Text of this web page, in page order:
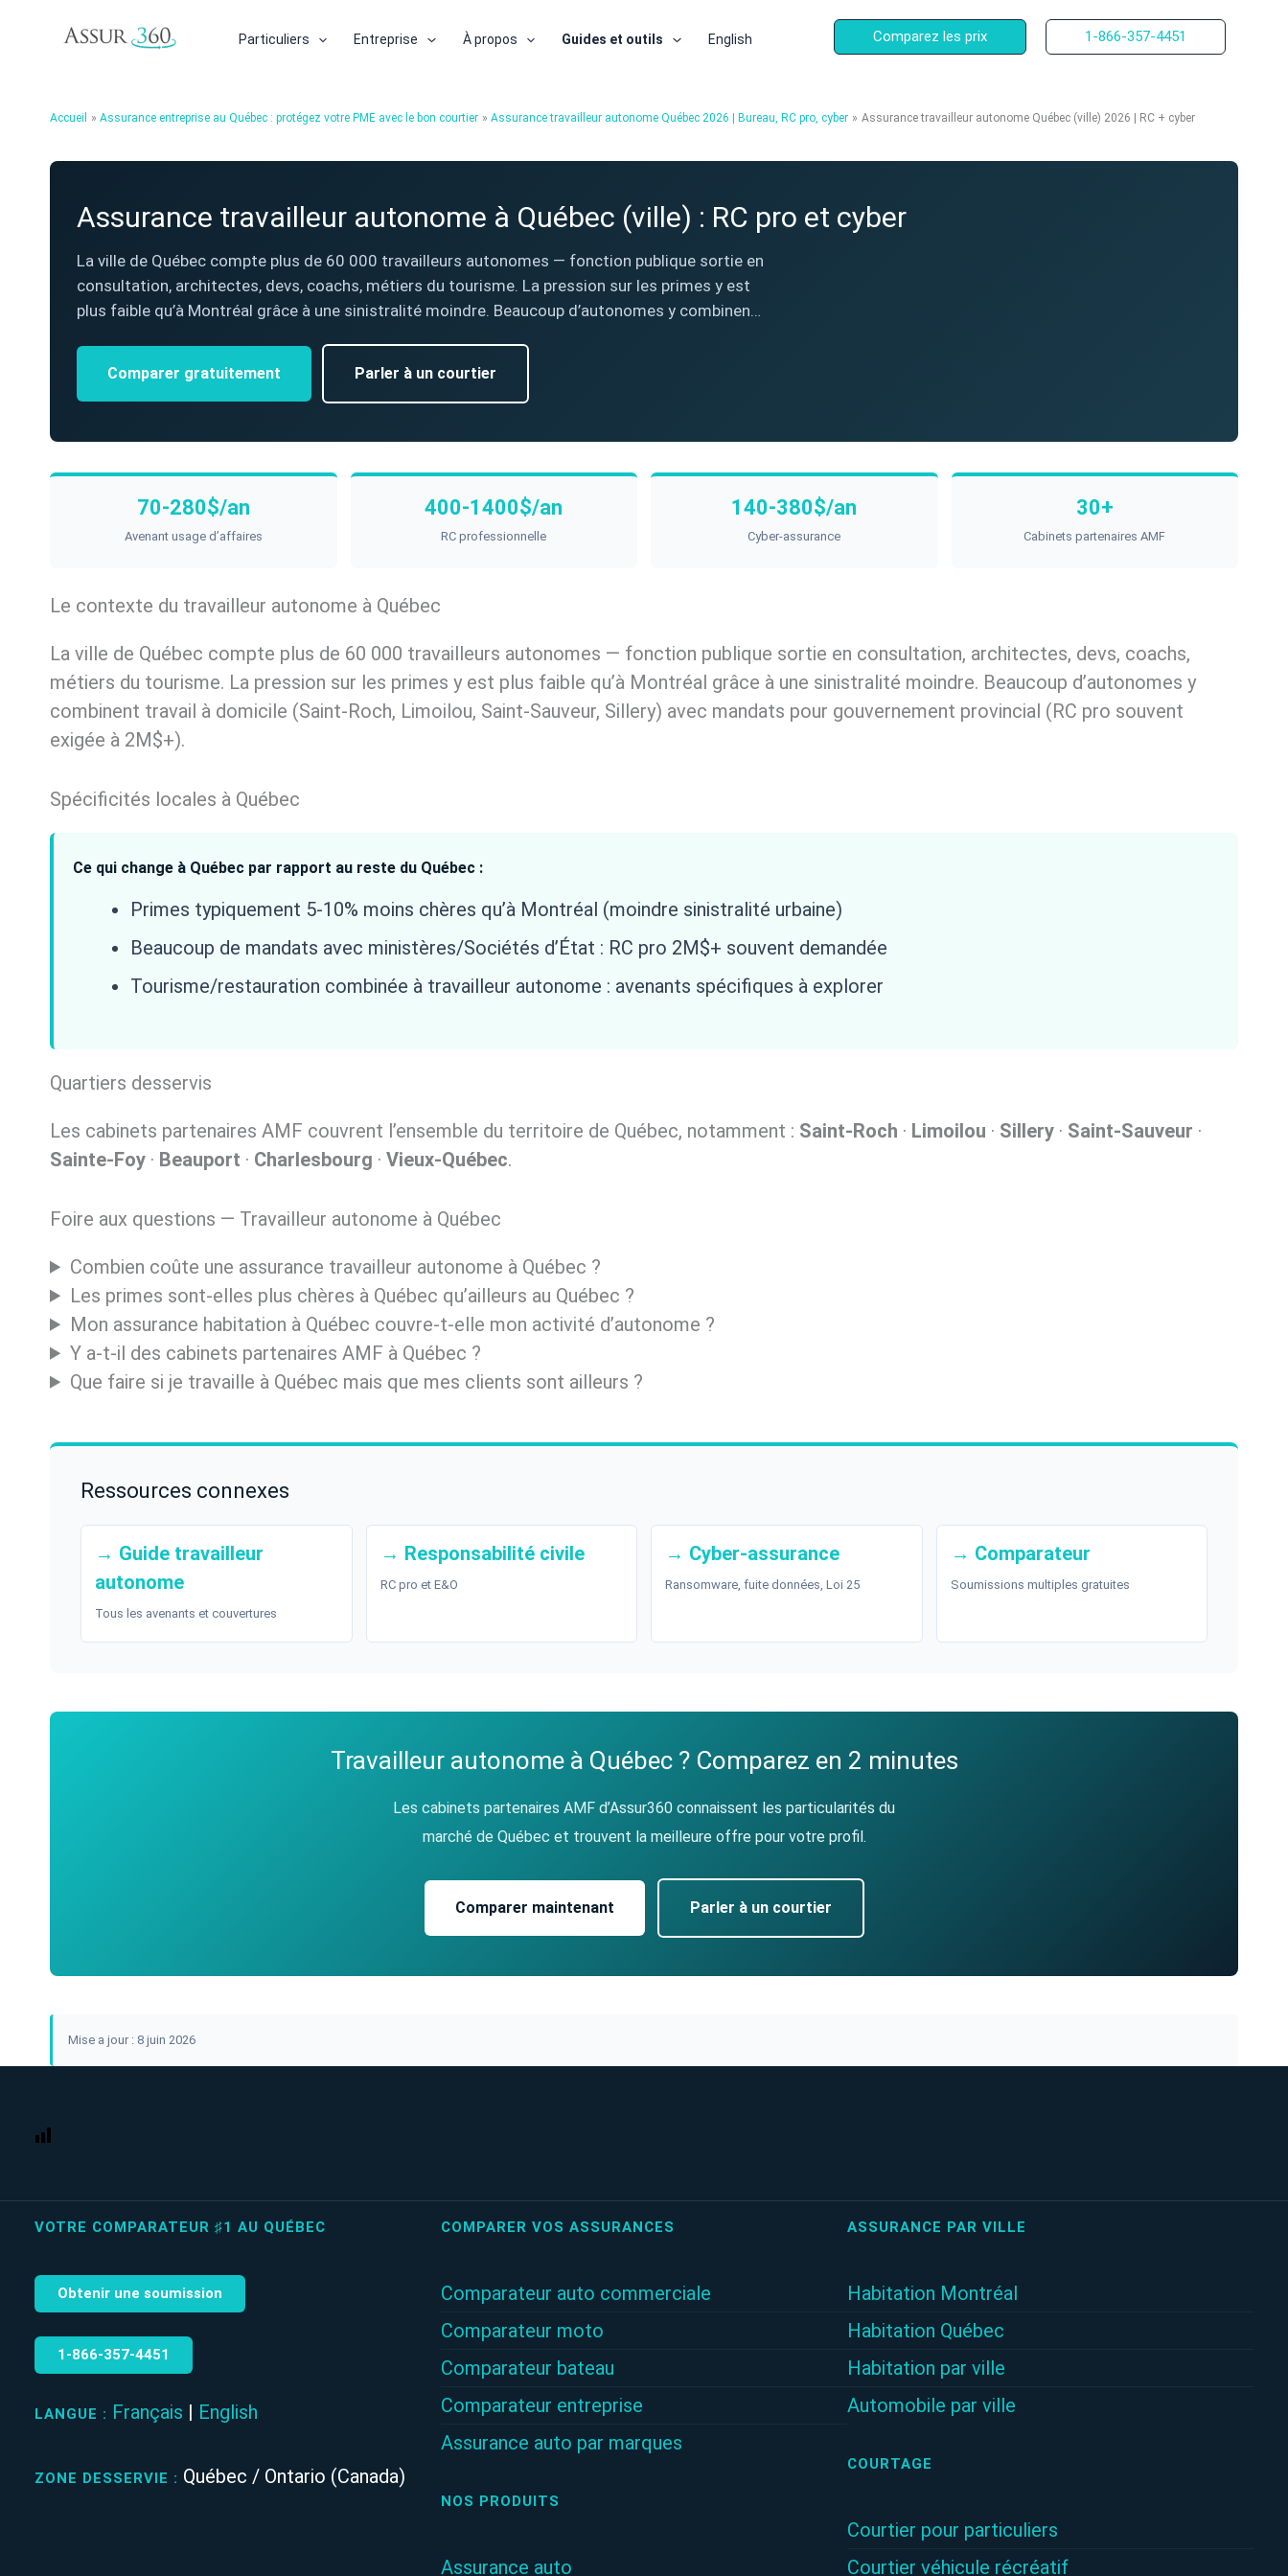
Particuliers Entreprise À propos Guides et outils English Comparez les prix 1-866-357-4451
Accueil Assurance entreprise au Québec : protégez votre PME avec le bon courtier Assurance travailleur autonome Québec 2026 | Bureau, RC pro, cyber Assurance travailleur autonome Québec (ville) 2026 | RC + cyber
Assurance travailleur autonome à Québec (ville) : RC pro et cyber
La ville de Québec compte plus de 60 000 travailleurs autonomes — fonction publique sortie en
consultation, architectes, devs, coachs, métiers du tourisme. La pression sur les primes y est
plus faible qu’à Montréal grâce à une sinistralité moindre. Beaucoup d’autonomes y combinen…
Comparer gratuitement Parler à un courtier
70-280$/an
Avenant usage d’affaires
400-1400$/an
RC professionnelle
140-380$/an
Cyber-assurance
30+
Cabinets partenaires AMF
Le contexte du travailleur autonome à Québec
La ville de Québec compte plus de 60 000 travailleurs autonomes — fonction publique sortie en consultation, architectes, devs, coachs,
métiers du tourisme. La pression sur les primes y est plus faible qu’à Montréal grâce à une sinistralité moindre. Beaucoup d’autonomes y
combinent travail à domicile (Saint-Roch, Limoilou, Saint-Sauveur, Sillery) avec mandats pour gouvernement provincial (RC pro souvent
exigée à 2M$+).
Spécificités locales à Québec
Ce qui change à Québec par rapport au reste du Québec :
Primes typiquement 5-10% moins chères qu’à Montréal (moindre sinistralité urbaine)
Beaucoup de mandats avec ministères/Sociétés d’État : RC pro 2M$+ souvent demandée
Tourisme/restauration combinée à travailleur autonome : avenants spécifiques à explorer
Quartiers desservis
Les cabinets partenaires AMF couvrent l’ensemble du territoire de Québec, notamment : Saint-Roch · Limoilou · Sillery · Saint-Sauveur ·
Sainte-Foy · Beauport · Charlesbourg · Vieux-Québec.
Foire aux questions — Travailleur autonome à Québec
Combien coûte une assurance travailleur autonome à Québec ?
Les primes sont-elles plus chères à Québec qu’ailleurs au Québec ?
Mon assurance habitation à Québec couvre-t-elle mon activité d’autonome ?
Y a-t-il des cabinets partenaires AMF à Québec ?
Que faire si je travaille à Québec mais que mes clients sont ailleurs ?
Ressources connexes
→ Guide travailleur
autonome
Tous les avenants et couvertures
→ Responsabilité civile
RC pro et E&O
→ Cyber-assurance
Ransomware, fuite données, Loi 25
→ Comparateur
Soumissions multiples gratuites
Travailleur autonome à Québec ? Comparez en 2 minutes
Les cabinets partenaires AMF d’Assur360 connaissent les particularités du
marché de Québec et trouvent la meilleure offre pour votre profil.
Comparer maintenant Parler à un courtier
Mise a jour : 8 juin 2026
VOTRE COMPARATEUR ♯1 AU QUÉBEC
Obtenir une soumission
1‑866‑357‑4451
LANGUE : Français | English
ZONE DESSERVIE : Québec / Ontario (Canada)
COMPARER VOS ASSURANCES
Comparateur auto commerciale
Comparateur moto
Comparateur bateau
Comparateur entreprise
Assurance auto par marques
NOS PRODUITS
Assurance auto
ASSURANCE PAR VILLE
Habitation Montréal
Habitation Québec
Habitation par ville
Automobile par ville
COURTAGE
Courtier pour particuliers
Courtier véhicule récréatif